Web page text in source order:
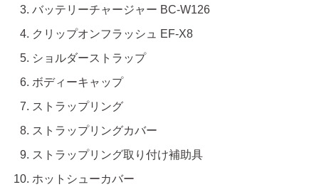
バッテリーチャージャー BC-W126
クリップオンフラッシュ EF-X8
ショルダーストラップ
ボディーキャップ
ストラップリング
ストラップリングカバー
ストラップリング取り付け補助具
ホットシューカバー